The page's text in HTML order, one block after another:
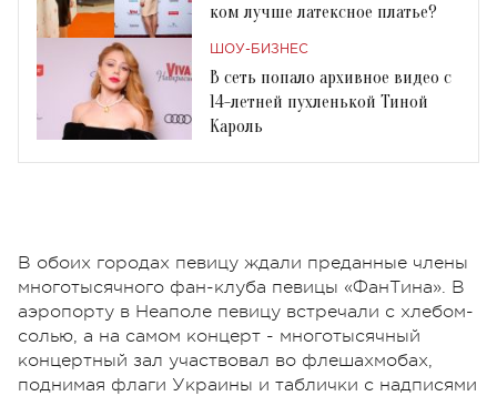
ком лучше латексное платье?
ШОУ-БИЗНЕС
В сеть попало архивное видео с
14-летней пухленькой Тиной
Кароль
В обоих городах певицу ждали преданные члены
многотысячного фан-клуба певицы «ФанТина». В
аэропорту в Неаполе певицу встречали с хлебом-
солью, а на самом концерт - многотысячный
концертный зал участвовал во флешахмобах,
поднимая флаги Украины и таблички с надписями